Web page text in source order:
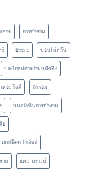
ขาย
การทำงาน
ธรรมะ
นอนไม่หลับ
ประโยชน์การอ่านหนังสือ
ดอะ ริงส์
ลากอม
หมดไฟในการทำงาน
อ
เชอร์ล็อก โฮล์มส์
าน
แดน บราวน์